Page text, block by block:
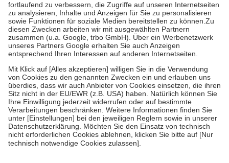
Diese Regeln gelten grundsätzlich auch für Online-Apotheken.
Bei Heilmitteln und häuslicher Krankenpflege beträgt die
Zuzahlung zehn Prozent der Kosten sowie zehn Euro je
Verordnung.
Um das Engagement der Versicherten für ihre eigene Gesundheit zu
stärken und die besondere Stellung der Familie zu unterstützen,
fallenkeine Zuzahlungenan bei:
• Kindern und Jugendlichen bis zum vollendeten 18. Lebensjahr
mit Ausnahme der Fahrkosten
• Untersuchungen zur Vorsorge und Früherkennung, die von der
GKV getragen werden
• empfohlenen Schutzimpfungen
• Harn- und Blutteststreifen